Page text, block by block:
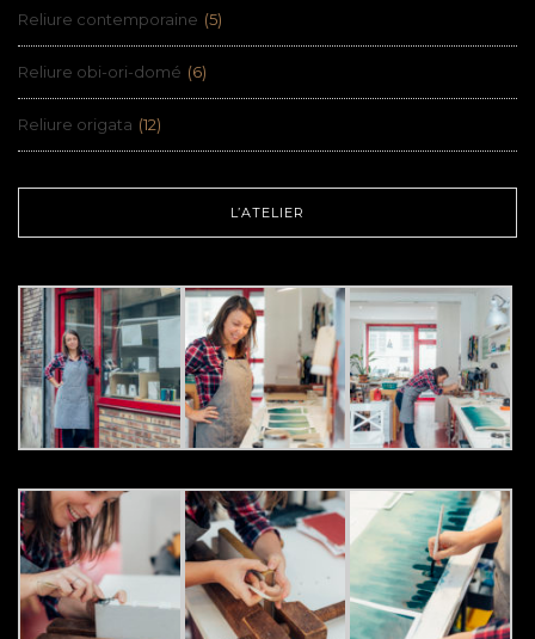
Reliure contemporaine (5)
Reliure obi-ori-domé (6)
Reliure origata (12)
L’ATELIER